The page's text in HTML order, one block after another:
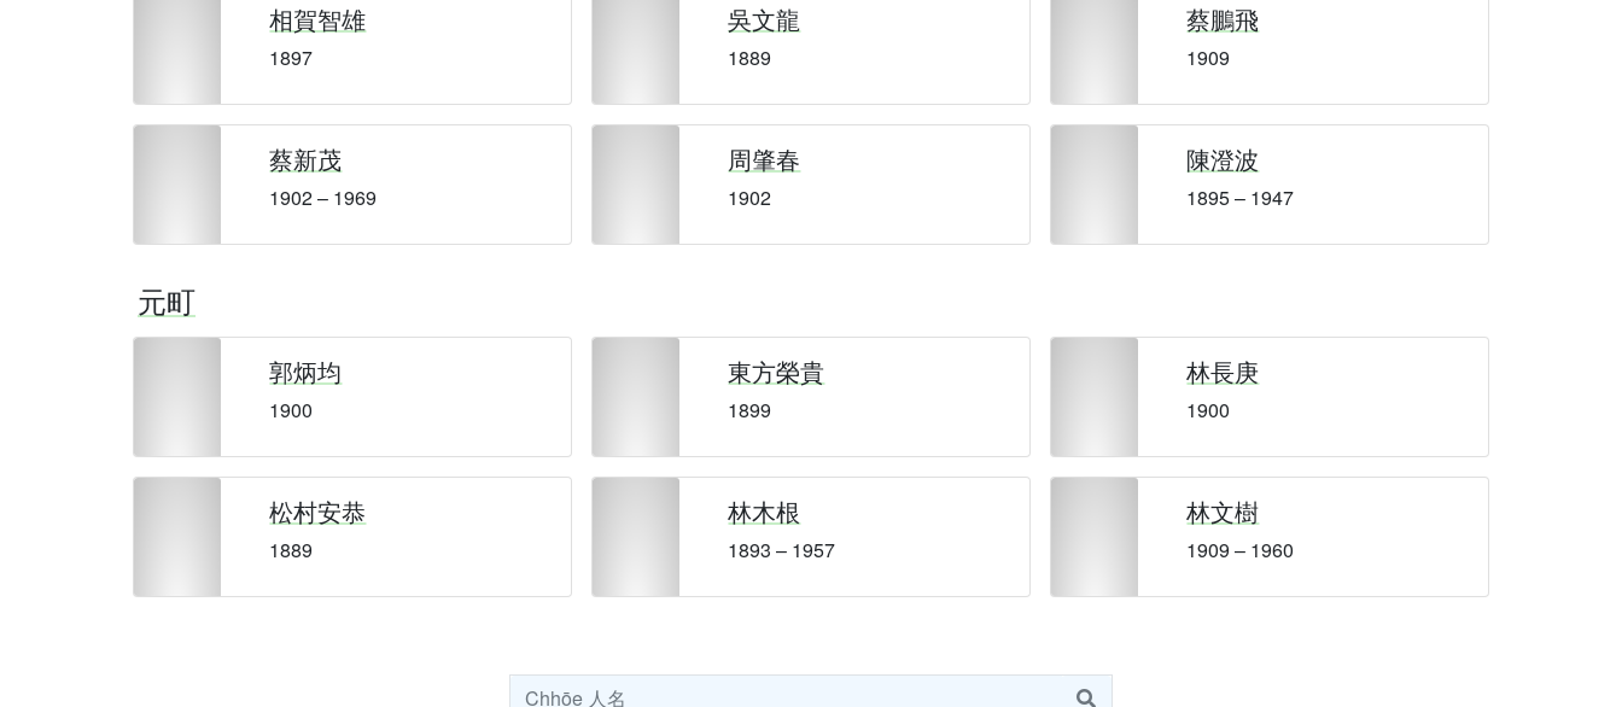
相賀智雄
1897
吳文龍
1889
蔡鵬飛
1909
蔡新茂
1902 – 1969
周肇春
1902
陳澄波
1895 – 1947
元町
郭炳均
1900
東方榮貴
1899
林長庚
1900
松村安恭
1889
林木根
1893 – 1957
林文樹
1909 – 1960